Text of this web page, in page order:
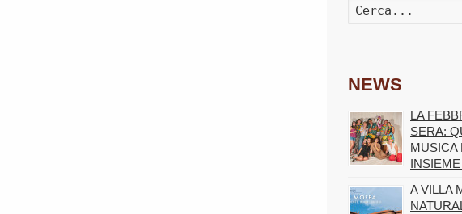
NEWS
LA
SERA:
MUSICA
A VILLA